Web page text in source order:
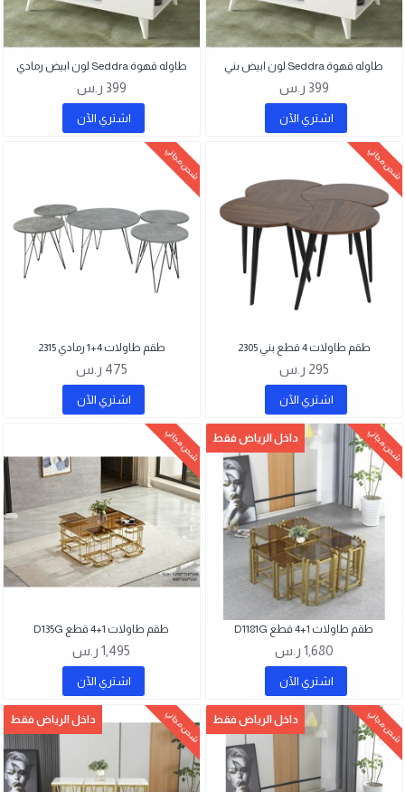
طاوله قهوة Seddra لون ابيض بني
399 ر.س
اشتري اﻵن
طاوله قهوة Seddra لون ابيض رمادي
399 ر.س
اشتري اﻵن
شحن مجاني
طقم طاولات 4 قطع بني 2305
295 ر.س
اشتري اﻵن
شحن مجاني
طقم طاولات 4+1 رمادي 2315
475 ر.س
اشتري اﻵن
شحن مجاني داخل الرياض فقط
طقم طاولات 1+4 قطع D1181G
1,680 ر.س
اشتري اﻵن
شحن مجاني
طقم طاولات 1+4 قطع D135G
1,495 ر.س
اشتري اﻵن
شحن مجاني داخل الرياض فقط شحن مجاني داخل الرياض فقط